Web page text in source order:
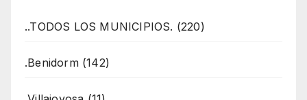
..TODOS LOS MUNICIPIOS. (220)
.Benidorm (142)